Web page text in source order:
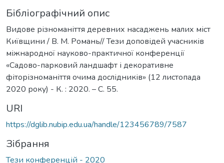
Бібліографічний опис
Видове різноманіття деревних насаджень малих міст
Київщини / B. М. Романь// Тези доповідей учасників
міжнародної науково-практичної конференції
«Садово-парковий ландшафт і декоративне
фіторізноманіття очима дослідників» (12 листопада
2020 року) - К. : 2020. – С. 55.
URI
https://dglib.nubip.edu.ua/handle/123456789/7587
Зібрання
Тези конференцій - 2020